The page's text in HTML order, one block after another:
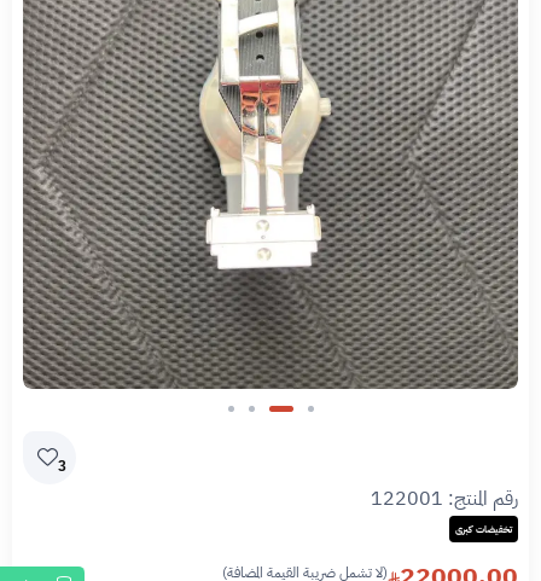
3
رقم المنتج: 122001
تخفيضات كبرى
(لا تشمل ضريبة القيمة المضافة)